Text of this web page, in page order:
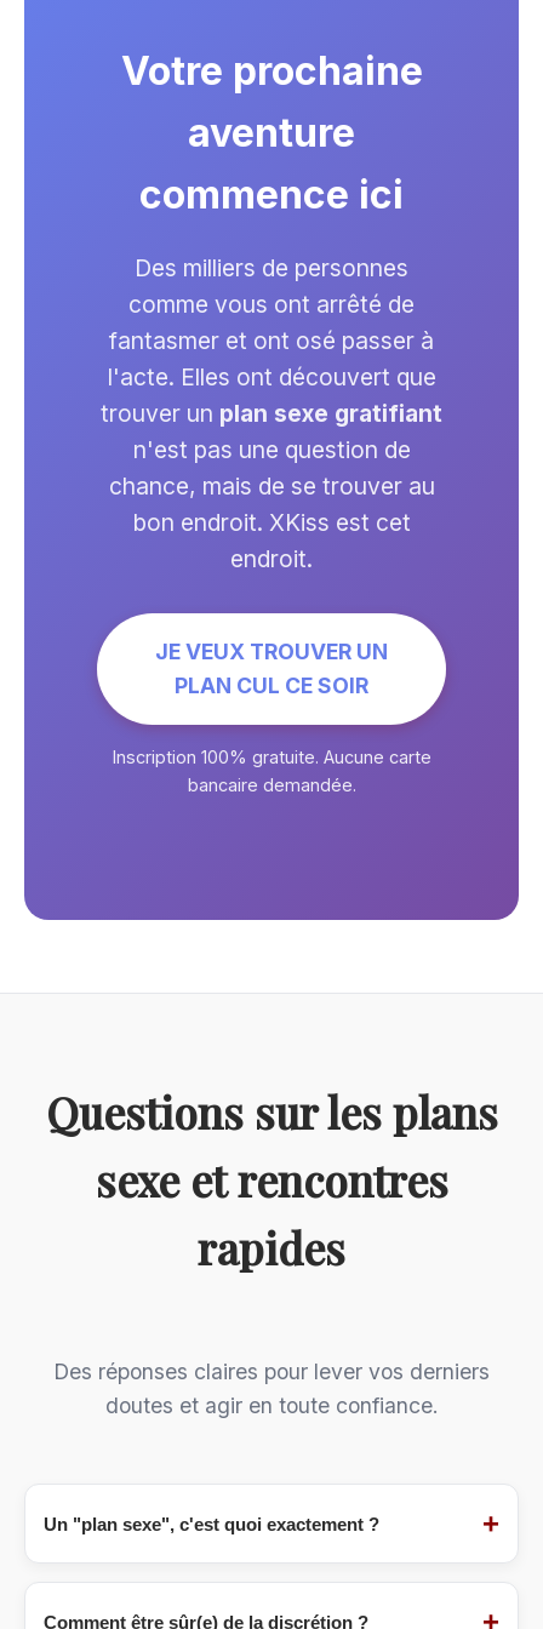
Votre prochaine
aventure
commence ici
Des milliers de personnes
comme vous ont arrêté de
fantasmer et ont osé passer à
l'acte. Elles ont découvert que
trouver un plan sexe gratifiant
n'est pas une question de
chance, mais de se trouver au
bon endroit. XKiss est cet
endroit.
JE VEUX TROUVER UN
PLAN CUL CE SOIR
Inscription 100% gratuite. Aucune carte
bancaire demandée.
Questions sur les plans
sexe et rencontres
rapides
Des réponses claires pour lever vos derniers
doutes et agir en toute confiance.
Un "plan sexe", c'est quoi exactement ? +
Unplan sexe(ou "plan cul") désigne une
rencontre à but purement sexuel, sans
Comment être sûr(e) de la discrétion ? +